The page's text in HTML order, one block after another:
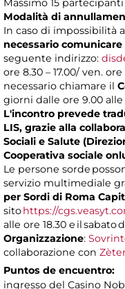
Massimo 15 partecipanti
Modalità di
In caso di impossibilità
necessario
seguente indirizzo:
ore 8.30 – 17.00/ ven.
necessario chiamare il
giorni dalle ore 9.00 alle
L'incontro prevede
LIS, grazie alla
Sociali e Salute
Cooperativa sociale
Le persone sorde
servizio multimediale
per Sordi di Roma
sitohttps://
alle ore 18.30 e il sabato
Organizzazione:
collaborazione con
Puntos de encuentro:
ingresso del Casino